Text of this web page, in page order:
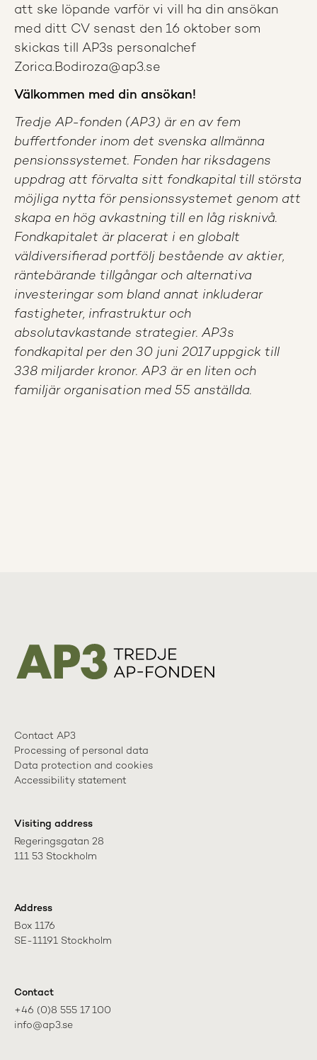
att ske löpande varför vi vill ha din ansökan
med ditt CV senast den 16 oktober som
skickas till AP3s personalchef
Zorica.Bodiroza@ap3.se
Välkommen med din ansökan!
Tredje AP-fonden (AP3) är en av fem
buffertfonder inom det svenska allmänna
pensionssystemet. Fonden har riksdagens
uppdrag att förvalta sitt fondkapital till största
möjliga nytta för pensionssystemet genom att
skapa en hög avkastning till en låg risknivå.
Fondkapitalet är placerat i en globalt
väldiversifierad portfölj bestående av aktier,
räntebärande tillgångar och alternativa
investeringar som bland annat inkluderar
fastigheter, infrastruktur och
absolutavkastande strategier. AP3s
fondkapital per den 30 juni 2017 uppgick till
338 miljarder kronor. AP3 är en liten och
familjär organisation med 55 anställda.
Contact AP3
Processing of personal data
Data protection and cookies
Accessibility statement
Visiting address
Regeringsgatan 28
111 53 Stockholm
Address
Box 1176
SE-11191 Stockholm
Contact
+46 (0)8 555 17 100
info@ap3.se